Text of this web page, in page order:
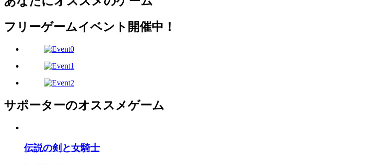
フリーゲームイベント開催中！
サポーターのオススメゲーム
伝説の剣と女騎士